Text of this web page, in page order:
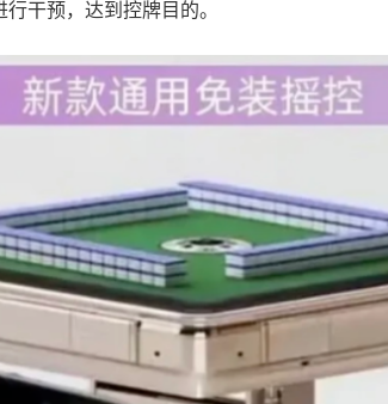
干预，达到控牌目的。